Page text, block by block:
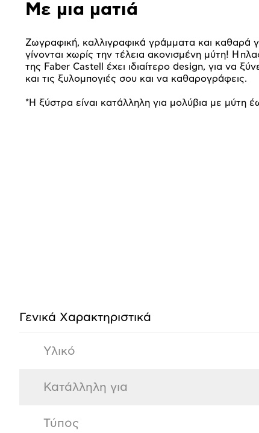
Με μια ματιά
Ζωγραφική, καλλιγραφικά γράμματα και καθαρά
γίνονται χωρίς την τέλεια ακονισμένη μύτη! Η
της Faber Castell έχει ιδιαίτερο design, για να
και τις ξυλομπογιές σου και να καθαρογράφεις.
*Η ξύστρα είναι κατάλληλη για μολύβια με μύτη
Γενικά Xαρακτηριστικά
Υλικό
Κατάλληλη για
Τύπος